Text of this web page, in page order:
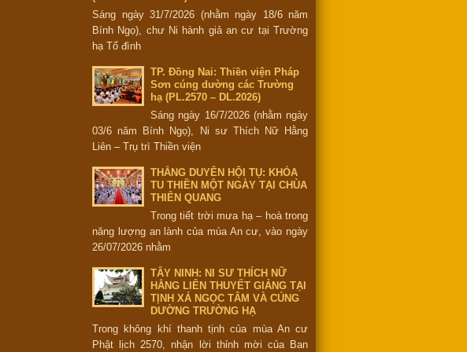
Sáng ngày 31/7/2026 (nhằm ngày 18/6 năm
Bính Ngọ), chư Ni hành giả an cư tại Trường
hạ Tổ đình
TP. Đồng Nai: Thiền viện Pháp
Sơn cúng dường các Trường
hạ (PL.2570 – DL.2026)
Sáng ngày 16/7/2026 (nhằm ngày
03/6 năm Bính Ngọ), Ni sư Thích Nữ Hằng
Liên – Trụ trì Thiền viện
THẮNG DUYÊN HỘI TỤ: KHÓA
TU THIỀN MỘT NGÀY TẠI CHÙA
THIÊN QUANG
Trong tiết trời mưa hạ – hoà trong
năng lượng an lành của mùa An cư, vào ngày
26/07/2026 nhằm
TÂY NINH: NI SƯ THÍCH NỮ
HẰNG LIÊN THUYẾT GIẢNG TẠI
TỊNH XÁ NGỌC TÂM VÀ CÚNG
DƯỜNG TRƯỜNG HẠ
Trong không khí thanh tịnh của mùa An cư
Phật lịch 2570, nhận lời thỉnh mời của Ban